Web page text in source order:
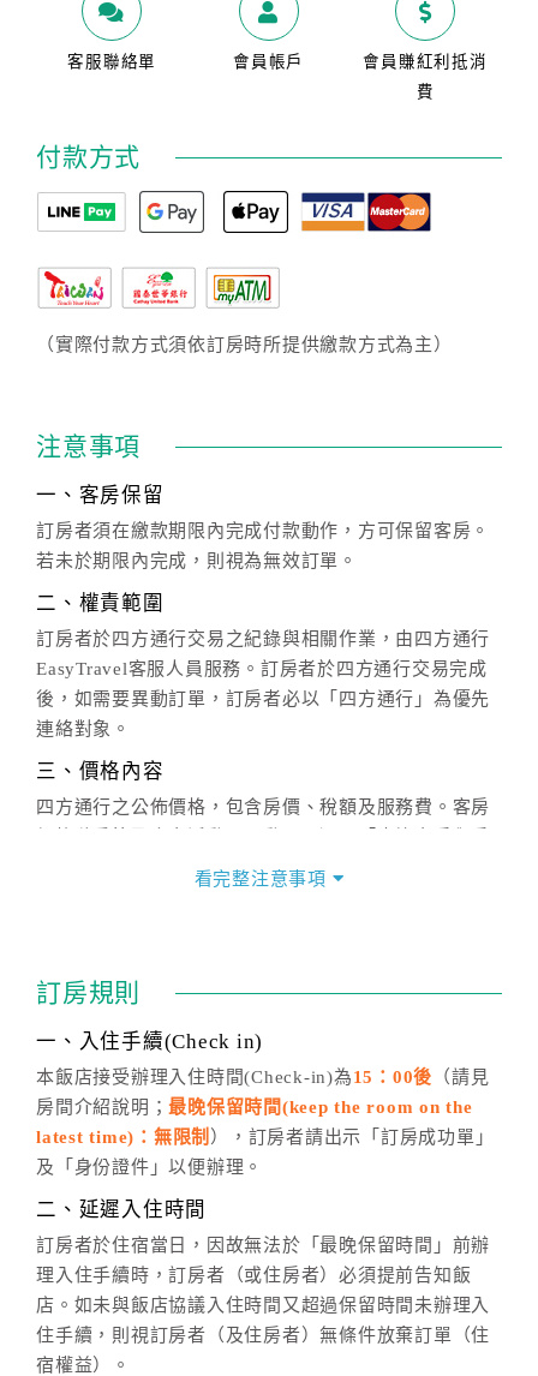
客服聯絡單 會員帳戶
會員賺紅利抵消
費
付款方式
（實際付款方式須依訂房時所提供繳款方式為主）
注意事項
一、客房保留
訂房者須在繳款期限內完成付款動作，方可保留客房。
若未於期限內完成，則視為無效訂單。
二、權責範圍
訂房者於四方通行交易之紀錄與相關作業，由四方通行
EasyTravel客服人員服務。訂房者於四方通行交易完成
後，如需要異動訂單，訂房者必以「四方通行」為優先
連絡對象。
三、價格內容
四方通行之公佈價格，包含房價、稅額及服務費。客房
價」之當日價格為標準。
話方式異動訂單。
※非客服時間之申辦異動，皆為次日計算及辦理。
五、客服時間
週一至週日，上午9:00～晚上6:00
六、聯絡方式
(07)9682715 。
看完整注意事項
訂房規則
一、入住手續(Check in)
本飯店接受辦理入住時間(Check-in)為15：00後 （請見
房間介紹說明；最晚保留時間(keep the room on the
latest time)：無限制 ），訂房者請出示「訂房成功單」
及「身份證件」以便辦理。
二、延遲入住時間
訂房者於住宿當日，因故無法於「最晚保留時間」前辦
理入住手續時，訂房者（或住房者）必須提前告知飯
店。如未與飯店協議入住時間又超過保留時間未辦理入
住手續，則視訂房者（及住房者）無條件放棄訂單（住
宿權益）。